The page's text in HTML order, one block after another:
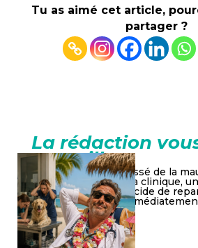
Tu as aimé cet article,
partager ?
La rédaction
conseille
Lassé de la
à la clinique,
décide de